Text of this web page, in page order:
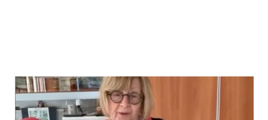
News Cinema News dal mondo